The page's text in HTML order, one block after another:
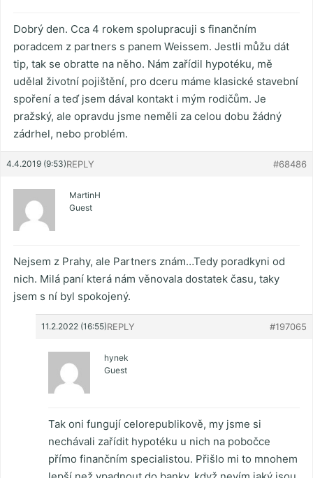
Dobrý den. Cca 4 rokem spolupracuji s finančním
poradcem z partners s panem Weissem. Jestli můžu dát
tip, tak se obratte na něho. Nám zařídil hypotéku, mě
udělal životní pojištění, pro dceru máme klasické stavební
spoření a teď jsem dával kontakt i mým rodičům. Je
pražský, ale opravdu jsme neměli za celou dobu žádný
zádrhel, nebo problém.
4.4.2019 (9:53) #68486
REPLY
MartinH
Guest
Nejsem z Prahy, ale Partners znám…Tedy poradkyni od
nich. Milá paní která nám věnovala dostatek času, taky
jsem s ní byl spokojený.
11.2.2022 (16:55) #197065
REPLY
hynek
Guest
Tak oni fungují celorepublikově, my jsme si
nechávali zařídit hypotéku u nich na pobočce
přímo finančním specialistou. Přišlo mi to mnohem